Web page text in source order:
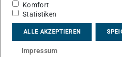
Lehrmodelle:
Maschinenelemente
Komfort
Statistiken
ALLE AKZEPTIEREN
Impressum